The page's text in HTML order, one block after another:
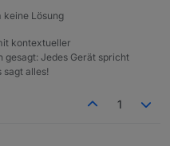
keine Lösung
kontextueller
gesagt: Jedes Gerät spricht
sagt alles!
1